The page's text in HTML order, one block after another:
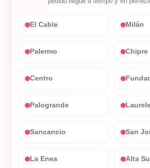
El Cable Milán
Palermo Chipre
Centro
Palogrande
Sancancio San
La Enea Alta